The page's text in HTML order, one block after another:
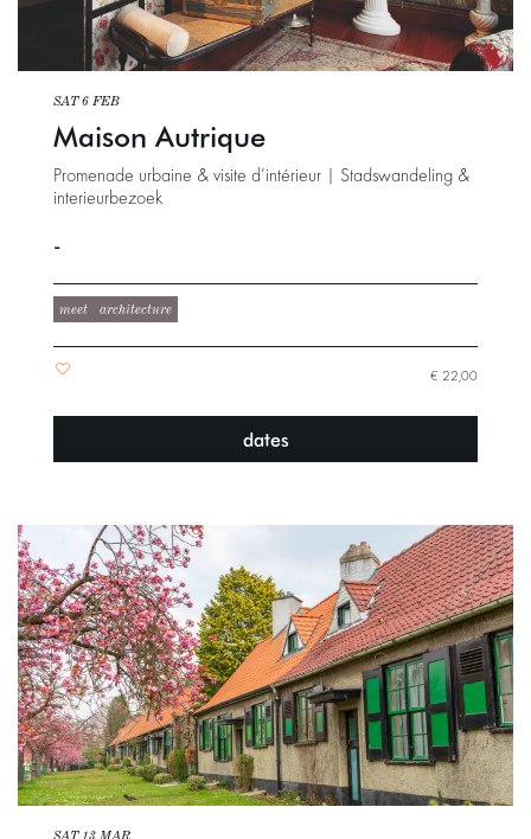
Maison Autrique
Promenade urbaine & visite d’intérieur | Stadswandeling &
interieurbezoek
SAT 6 FEB
-
meet architecture
€ 22,00
dates